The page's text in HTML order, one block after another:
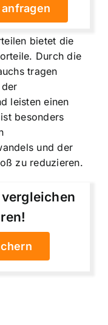
bietet die
Durch die
tragen
leisten einen
besonders
und der
zu reduzieren.